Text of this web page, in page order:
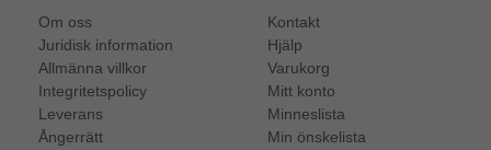
Om oss
Juridisk information
Allmänna villkor
Integritetspolicy
Leverans
Ångerrätt
Kontakt
Hjälp
Varukorg
Mitt konto
Minneslista
Min önskelista